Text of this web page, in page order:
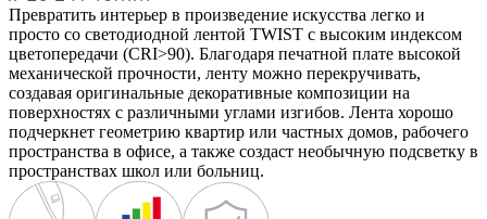
Превратить интерьер в произведение искусства легко и
просто со светодиодной лентой TWIST с высоким индексом
цветопередачи (CRI>90). Благодаря печатной плате высокой
механической прочности, ленту можно перекручивать,
создавая оригинальные декоративные композиции на
поверхностях с различными углами изгибов. Лента хорошо
подчеркнет геометрию квартир или частных домов, рабочего
пространства в офисе, а также создаст необычную подсветку в
пространствах школ или больниц.